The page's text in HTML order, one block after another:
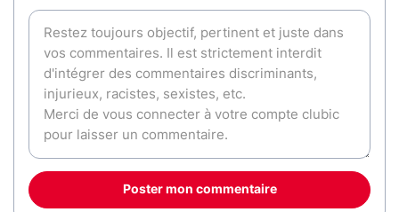
Poster mon commentaire